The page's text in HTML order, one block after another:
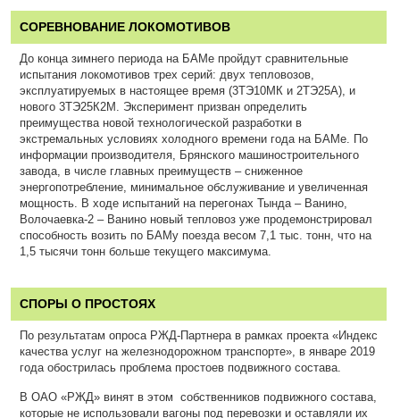
СОРЕВНОВАНИЕ ЛОКОМОТИВОВ
До конца зимнего периода на БАМе пройдут сравнительные
испытания локомотивов трех серий: двух тепловозов,
эксплуатируемых в настоящее время (3ТЭ10МК и 2ТЭ25А), и
нового 3ТЭ25К2М. Эксперимент призван определить
преимущества новой технологической разработки в
экстремальных условиях холодного времени года на БАМе. По
информации производителя, Брянского машиностроительного
завода, в числе главных преимуществ – сниженное
энергопотребление, минимальное обслуживание и увеличенная
мощность. В ходе испытаний на перегонах Тында – Ванино,
Волочаевка-2 – Ванино новый тепловоз уже продемонстрировал
способность возить по БАМу поезда весом 7,1 тыс. тонн, что на
1,5 тысячи тонн больше текущего максимума.
СПОРЫ О ПРОСТОЯХ
По результатам опроса РЖД-Партнера в рамках проекта «Индекс
качества услуг на железнодорожном транспорте», в январе 2019
года обострилась проблема простоев подвижного состава.
В ОАО «РЖД» винят в этом собственников подвижного состава,
которые не использовали вагоны под перевозки и оставляли их